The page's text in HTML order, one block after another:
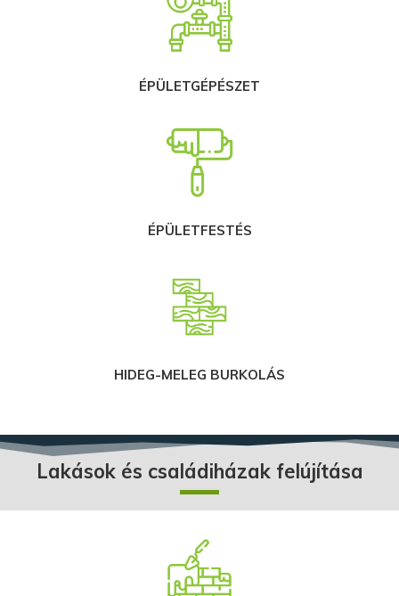
ÉPÜLETGÉPÉSZET
ÉPÜLETFESTÉS
HIDEG-MELEG BURKOLÁS
Lakások és családiházak felújítása